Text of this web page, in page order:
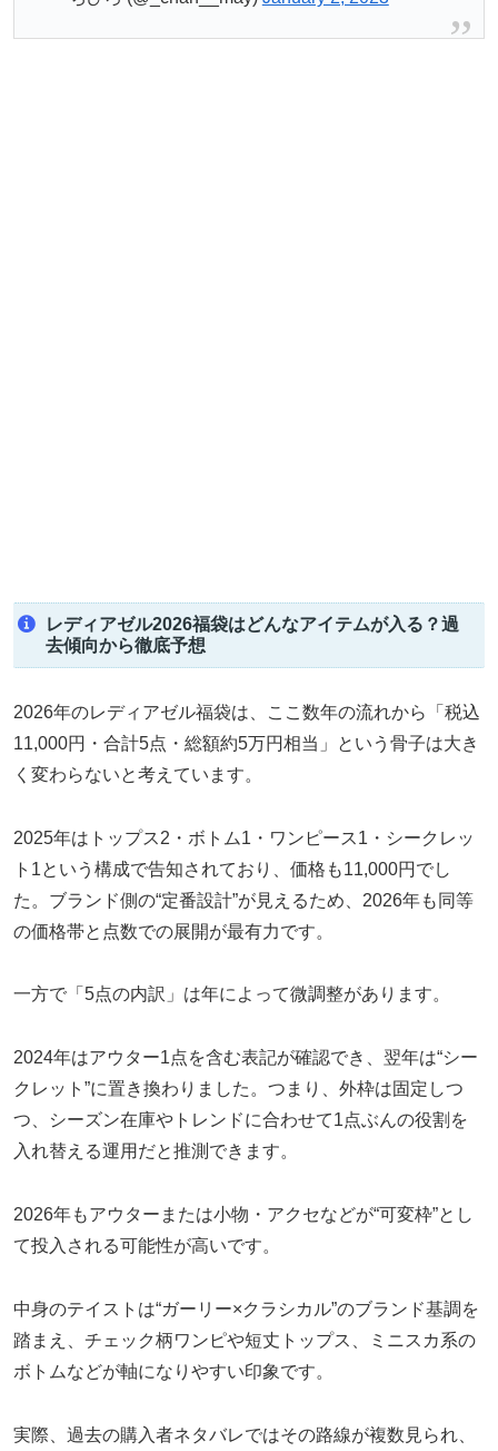
レディアゼル2026福袋はどんなアイテムが入る？過
去傾向から徹底予想
2026年のレディアゼル福袋は、ここ数年の流れから「税込
11,000円・合計5点・総額約5万円相当」という骨子は大き
く変わらないと考えています。
2025年はトップス2・ボトム1・ワンピース1・シークレッ
ト1という構成で告知されており、価格も11,000円でし
た。ブランド側の“定番設計”が見えるため、2026年も同等
の価格帯と点数での展開が最有力です。
一方で「5点の内訳」は年によって微調整があります。
2024年はアウター1点を含む表記が確認でき、翌年は“シー
クレット”に置き換わりました。つまり、外枠は固定しつ
つ、シーズン在庫やトレンドに合わせて1点ぶんの役割を
入れ替える運用だと推測できます。
2026年もアウターまたは小物・アクセなどが“可変枠”とし
て投入される可能性が高いです。
中身のテイストは“ガーリー×クラシカル”のブランド基調を
踏まえ、チェック柄ワンピや短丈トップス、ミニスカ系の
ボトムなどが軸になりやすい印象です。
実際、過去の購入者ネタバレではその路線が複数見られ、